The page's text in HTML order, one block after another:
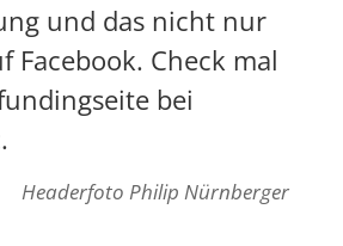
und das nicht nur
Facebook. Check mal
bei
Headerfoto Philip Nürnberger